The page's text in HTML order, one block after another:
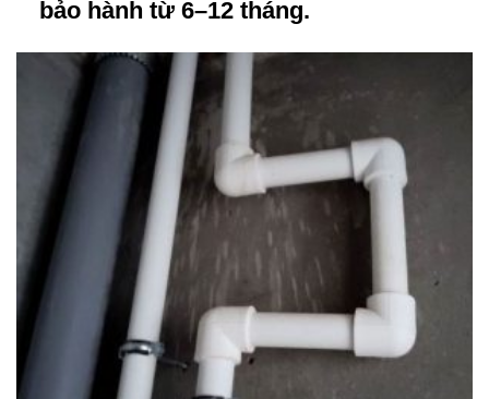
bảo hành từ 6–12 tháng.